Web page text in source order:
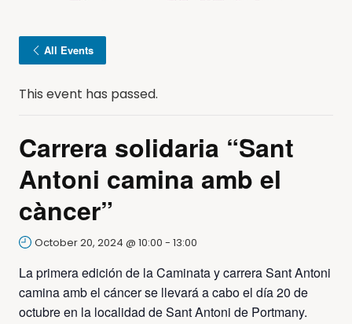
All Events
This event has passed.
Carrera solidaria “Sant
Antoni camina amb el
càncer”
October 20, 2024 @ 10:00 - 13:00
La primera edición de la Caminata y carrera Sant Antoni
camina amb el cáncer se llevará a cabo el día 20 de
octubre en la localidad de Sant Antoni de Portmany.